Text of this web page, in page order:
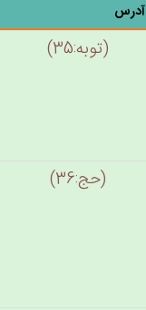
آدرس
(توبه:35)
(حج:36)